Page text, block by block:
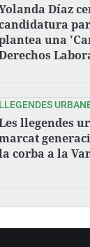
Díaz
una
LLEGENDES
llegendes
corba a la